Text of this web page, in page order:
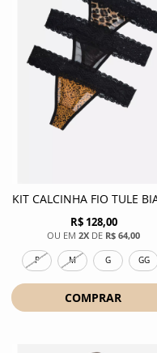
R$ 128,00
2X DE R$ 64,00
P M G GG
COMPRAR